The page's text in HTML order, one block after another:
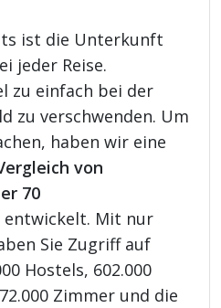
ist die Unterkunft
jeder Reise.
zu einfach bei der
zu verschwenden. Um
haben wir eine
von
70
entwickelt. Mit nur
Sie Zugriff auf
Hostels, 602.000
Zimmer und die